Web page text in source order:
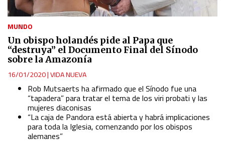
MUNDO
Un obispo holandés pide al Papa que
“destruya” el Documento Final del Sínodo
sobre la Amazonía
16/01/2020|VIDA NUEVA
Rob Mutsaerts ha afirmado que el Sínodo fue una
“tapadera” para tratar el tema de los viri probati y las
mujeres diaconisas
“La caja de Pandora está abierta y habrá implicaciones
para toda la Iglesia, comenzando por los obispos
alemanes”